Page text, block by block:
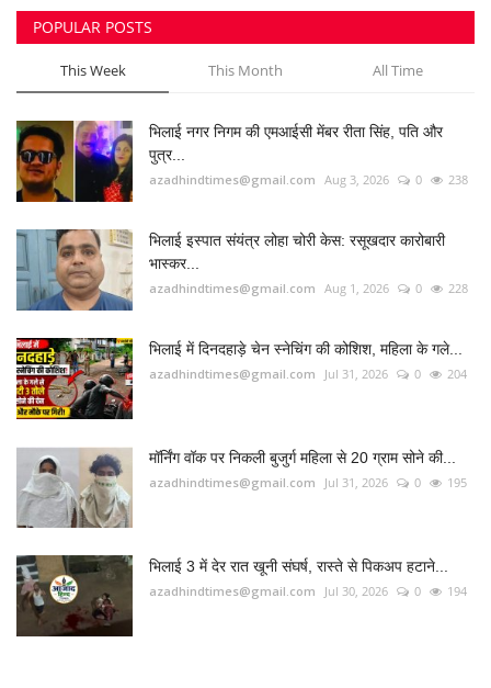
POPULAR POSTS
This Week This Month All Time
भिलाई नगर निगम की एमआईसी मेंबर रीता सिंह, पति और
पुत्र...
azadhindtimes@gmail.com Aug 3, 2026 0 238
भिलाई इस्पात संयंत्र लोहा चोरी केस: रसूखदार कारोबारी
भास्कर...
azadhindtimes@gmail.com Aug 1, 2026 0 228
भिलाई में दिनदहाड़े चेन स्नेचिंग की कोशिश, महिला के गले...
azadhindtimes@gmail.com Jul 31, 2026 0 204
मॉर्निंग वॉक पर निकली बुजुर्ग महिला से 20 ग्राम सोने की...
azadhindtimes@gmail.com Jul 31, 2026 0 195
भिलाई 3 में देर रात खूनी संघर्ष, रास्ते से पिकअप हटाने...
azadhindtimes@gmail.com Jul 30, 2026 0 194